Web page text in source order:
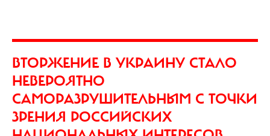
ВТОРЖЕНИЕ В УКРАИНУ СТАЛО
НЕВЕРОЯТНО
САМОРАЗРУШИТЕЛЬНЫМ С ТОЧКИ
ЗРЕНИЯ РОССИЙСКИХ